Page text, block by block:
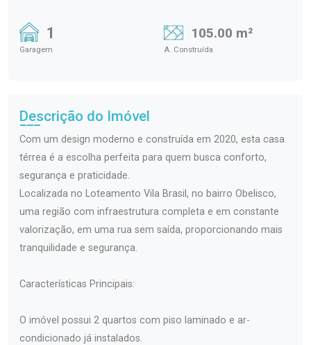
1
Garagem
105.00 m²
A. Construída
Descrição do Imóvel
Com um design moderno e construída em 2020, esta casa
térrea é a escolha perfeita para quem busca conforto,
segurança e praticidade.
Localizada no Loteamento Vila Brasil, no bairro Obelisco,
uma região com infraestrutura completa e em constante
valorização, em uma rua sem saída, proporcionando mais
tranquilidade e segurança.
Características Principais:
O imóvel possui 2 quartos com piso laminado e ar-
condicionado já instalados.